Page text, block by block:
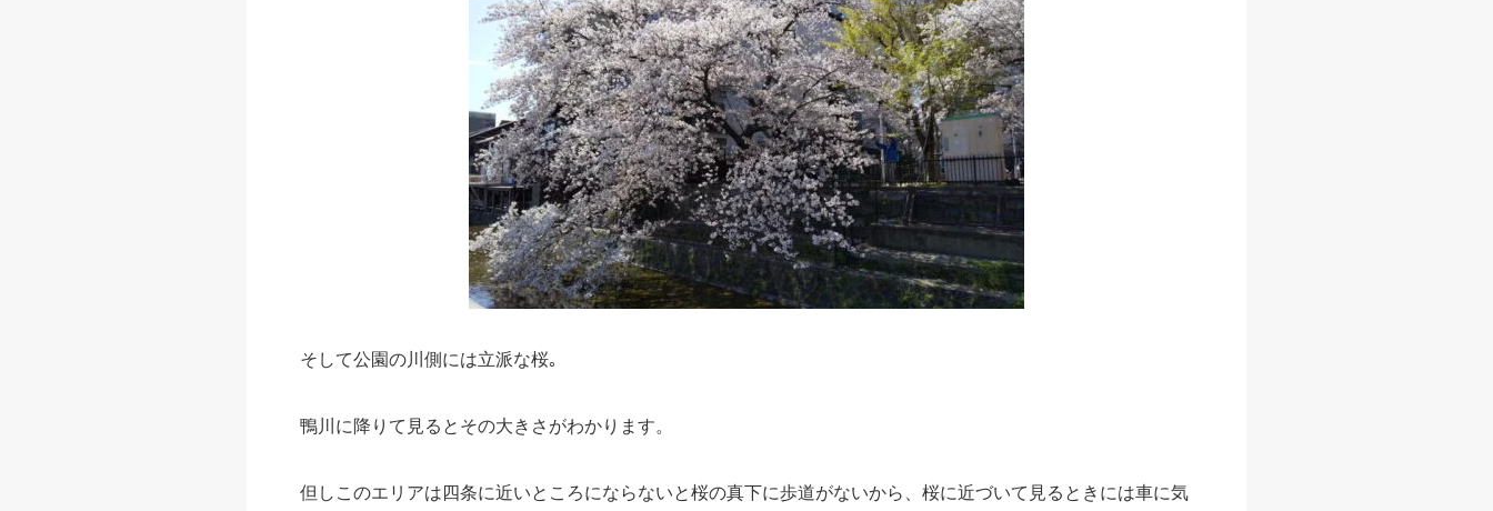
そして公園の川側には立派な桜｡
鴨川に降りて見るとその大きさがわかります。
但しこのエリアは四条に近いところにならないと桜の真下に歩道がないから、桜に近づいて見るときには車に気